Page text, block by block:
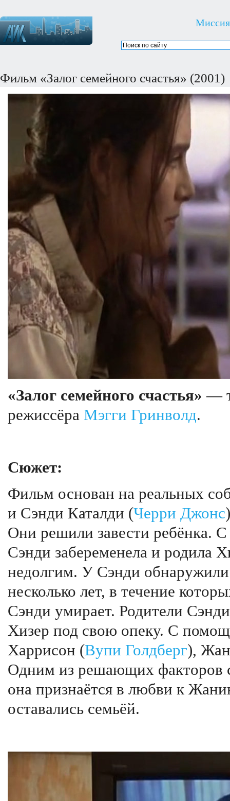
Миссия
Фильм «Залог семейного счастья» (2001)
«Залог семейного счастья» —
режиссёра Мэгги Гринволд.
Сюжет:
Фильм основан на реальных
и Сэнди Каталди (Черри Джонс
Они решили завести ребёнка.
Сэнди забеременела и родила
недолгим. У Сэнди
несколько лет, в течение
Сэнди умирает. Родители
Хизер под свою опеку. С
Харрисон (Вупи Голдберг),
Одним из решающих факторов
она признаётся в любви к
оставались семьёй.